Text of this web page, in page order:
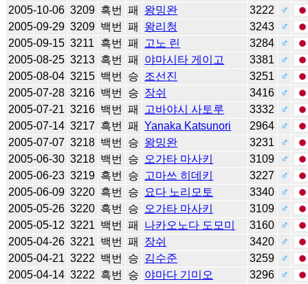
2005-10-06 3209 흑번 패 왕밍완 3222
♂
2005-09-29 3209 백번 패 왕리청 3243
♂
2005-09-15 3211 흑번 패 고노 린 3284
♂
2005-08-25 3213 흑번 패 야마시타 게이고 3381
♂
2005-08-04 3215 백번 승 조선진 3251
♂
2005-07-28 3216 백번 승 장쉬 3416
♂
2005-07-21 3216 백번 패 고바야시 사토루 3332
♂
2005-07-14 3217 흑번 패 Yanaka Katsunori 2964
♂
2005-07-07 3218 백번 승 왕밍완 3231
♂
2005-06-30 3218 백번 승 오가타 마사키 3109
♂
2005-06-23 3219 흑번 승 고마쓰 히데키 3227
♂
2005-06-09 3220 흑번 승 요다 노리모토 3340
♂
2005-05-26 3220 흑번 승 오가타 마사키 3109
♂
2005-05-12 3221 백번 패 나카오노다 도모미 3160
♂
2005-04-26 3221 백번 패 장쉬 3420
♂
2005-04-21 3222 백번 승 김수준 3259
♂
2005-04-14 3222 흑번 승 야마다 기미오 3296
♂